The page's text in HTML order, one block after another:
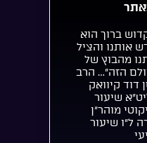
ברוך הוא
אותנו והציל
מהבוץ של
הזה”… הרב
דוד קיוואק
שיעור
מוהר”ן
ל”ו שיעור